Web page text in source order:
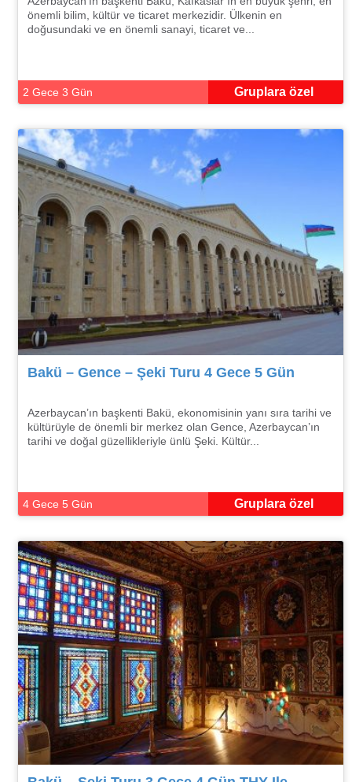
önemli bilim, kültür ve ticaret merkezidir. Ülkenin en
doğusundaki ve en önemli sanayi, ticaret ve...
2 Gece 3 Gün Gruplara özel
Bakü – Gence – Şeki Turu 4 Gece 5 Gün
Azerbaycan’ın başkenti Bakü, ekonomisinin yanı sıra tarihi ve
kültürüyle de önemli bir merkez olan Gence, Azerbaycan’ın
tarihi ve doğal güzellikleriyle ünlü Şeki. Kültür...
4 Gece 5 Gün Gruplara özel